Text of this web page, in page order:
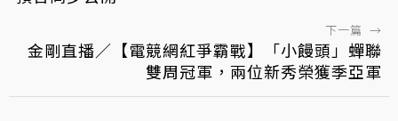
下一篇 →
金剛直播／【電競網紅爭霸戰】「小饅頭」蟬聯
雙周冠軍，兩位新秀榮獲季亞軍